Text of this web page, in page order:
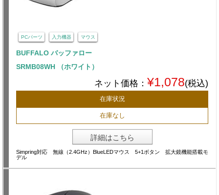
PCパーツ 入力機器 マウス
BUFFALO バッファロー
SRMB08WH （ホワイト）
ネット価格： ¥1,078(税込)
在庫状況
在庫なし
詳細はこちら
Simpring対応 無線（2.4GHz）BlueLEDマウス 5+1ボタン 拡大鏡機能搭載モ
デル